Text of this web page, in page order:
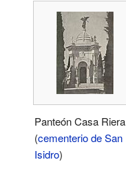
Panteón Casa Riera
(cementerio de San
Isidro)